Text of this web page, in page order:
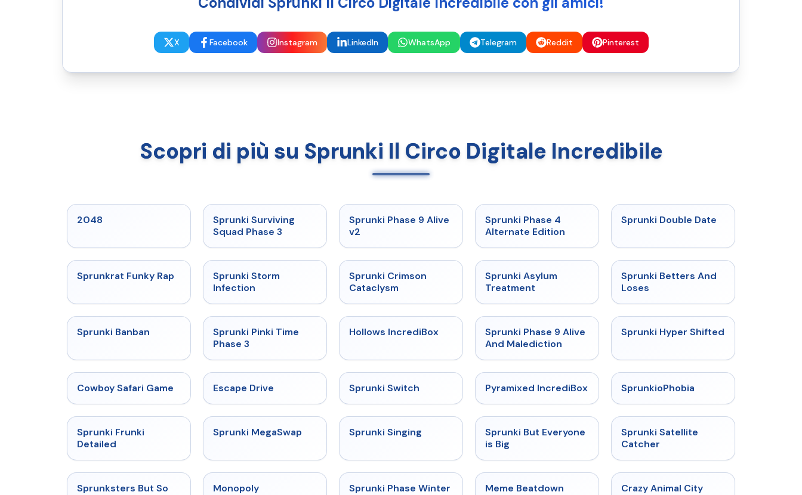
X Facebook Instagram LinkedIn WhatsApp Telegram Reddit Pinterest
Scopri di più su Sprunki Il Circo Digitale Incredibile
2048 ★
Sprunki Surviving
Squad Phase 3
★ 4.6
Sprunki Phase 9 Alive
v2
Sprunki Phase 4
Alternate Edition
★ 4.5
Sprunki Double Date
★ 4.7
Sprunkrat Funky Rap
Sprunki Storm
Infection
Sprunki Crimson
Cataclysm
Sprunki Asylum
Treatment
★ 4.6
Sprunki Betters And
Loses
Sprunki Banban ★
Sprunki Pinki Time
Phase 3
★ 4.3
Hollows IncrediBox ★ 4.4
Sprunki Phase 9 Alive
And Malediction
★ 4.5
Sprunki Hyper Shifted
★
Cowboy Safari Game Escape Drive Sprunki Switch ★ 4.6
Pyramixed IncrediBox SprunkioPhobia
Sprunki Frunki
Detailed
★ 4.5
Sprunki MegaSwap Sprunki Singing ★ 4.5
Sprunki But Everyone
is Big
Sprunki Satellite
Catcher
★ 4.8
Sprunksters But So
Monopoly ★ 4.7
Sprunki Phase Winter ★
Meme Beatdown ★
Crazy Animal City